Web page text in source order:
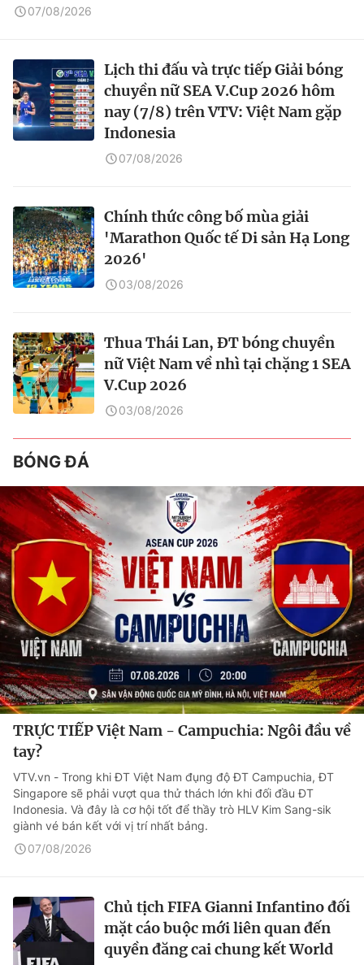
07/08/2026
Lịch thi đấu và trực tiếp Giải bóng
chuyền nữ SEA V.Cup 2026 hôm
nay (7/8) trên VTV: Việt Nam gặp
Indonesia
07/08/2026
Chính thức công bố mùa giải
'Marathon Quốc tế Di sản Hạ Long
2026'
03/08/2026
Thua Thái Lan, ĐT bóng chuyền
nữ Việt Nam về nhì tại chặng 1 SEA
V.Cup 2026
03/08/2026
BÓNG ĐÁ
TRỰC TIẾP Việt Nam - Campuchia: Ngôi đầu về
tay?
VTV.vn - Trong khi ĐT Việt Nam đụng độ ĐT Campuchia, ĐT
Singapore sẽ phải vượt qua thử thách lớn khi đối đầu ĐT
Indonesia. Và đây là cơ hội tốt để thầy trò HLV Kim Sang-sik
giành vé bán kết với vị trí nhất bảng.
07/08/2026
Chủ tịch FIFA Gianni Infantino đối
mặt cáo buộc mới liên quan đến
quyền đăng cai chung kết World